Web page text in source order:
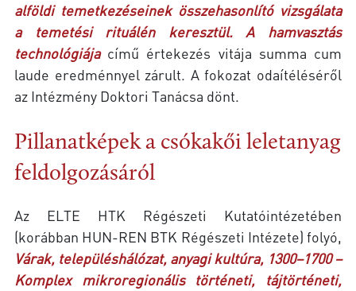
alföldi temetkezéseinek összehasonlító vizsgálata
a temetési rituálén keresztül. A hamvasztás
technológiája című értekezés vitája summa cum
laude eredménnyel zárult. A fokozat odaítéléséről
az Intézmény Doktori Tanácsa dönt.
Pillanatképek a csókakői leletanyag
feldolgozásáról
Az ELTE HTK Régészeti Kutatóintézetében
(korábban HUN-REN BTK Régészeti Intézete) folyó,
Várak, településhálózat, anyagi kultúra, 1300–1700 –
Komplex mikroregionális történeti, tájtörténeti,